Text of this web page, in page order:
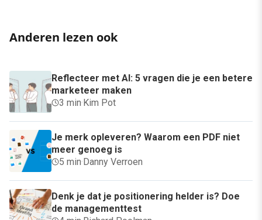
Anderen lezen ook
Reflecteer met AI: 5 vragen die je een betere
marketeer maken
3 min·Kim Pot
Je merk opleveren? Waarom een PDF niet
meer genoeg is
5 min·Danny Verroen
Denk je dat je positionering helder is? Doe
de managementtest